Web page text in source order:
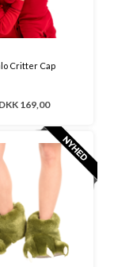
Critter Cap
DKK 169,00